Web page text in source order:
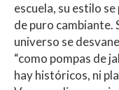
escuela, su estilo
de puro cambiante.
universo se
“como pompas de
hay históricos, ni